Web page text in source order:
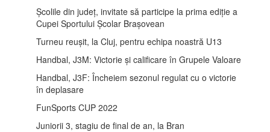
Școlile din județ, invitate să participe la prima ediție a
Cupei Sportului Școlar Brașovean
Turneu reușit, la Cluj, pentru echipa noastră U13
Handbal, J3M: Victorie și calificare în Grupele Valoare
Handbal, J3F: Încheiem sezonul regulat cu o victorie
în deplasare
FunSports CUP 2022
Juniorii 3, stagiu de final de an, la Bran